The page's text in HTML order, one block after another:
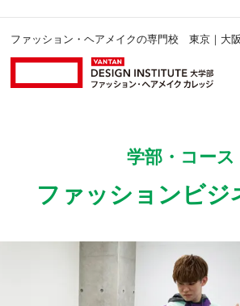
ファッション・ヘアメイクの専門校 東京｜大
学部・コース
ファッションビジ